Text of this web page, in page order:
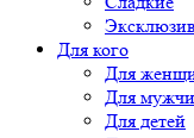
Для кого
Для
Для
Для детей